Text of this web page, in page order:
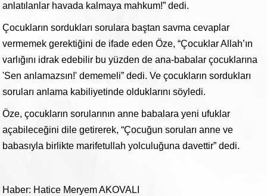
anlatılanlar havada kalmaya mahkum!” dedi.
Çocukların sordukları sorulara baştan savma cevaplar
vermemek gerektiğini de ifade eden Öze, “Çocuklar Allah’ın
varlığını idrak edebilir bu yüzden de ana-babalar çocuklarına
'Sen anlamazsın!' dememeli” dedi. Ve çocukların sordukları
soruları anlama kabiliyetinde olduklarını söyledi.
Öze, çocukların sorularının anne babalara yeni ufuklar
açabileceğini dile getirerek, “Çocuğun soruları anne ve
babasıyla birlikte marifetullah yolculuğuna davettir” dedi.
Haber: Hatice Meryem AKOVALI